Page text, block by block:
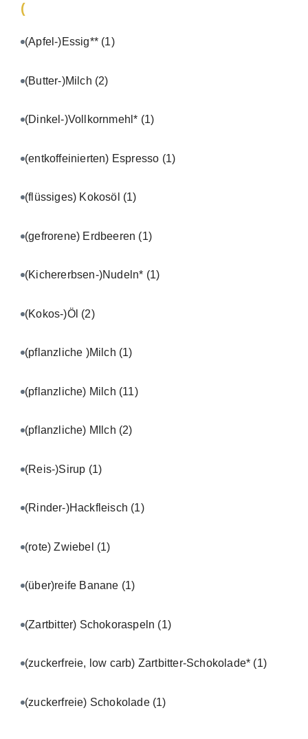
(
(Apfel-)Essig** (1)
(Butter-)Milch (2)
(Dinkel-)Vollkornmehl* (1)
(entkoffeinierten) Espresso (1)
(flüssiges) Kokosöl (1)
(gefrorene) Erdbeeren (1)
(Kichererbsen-)Nudeln* (1)
(Kokos-)Öl (2)
(pflanzliche )Milch (1)
(pflanzliche) Milch (11)
(pflanzliche) MIlch (2)
(Reis-)Sirup (1)
(Rinder-)Hackfleisch (1)
(rote) Zwiebel (1)
(über)reife Banane (1)
(Zartbitter) Schokoraspeln (1)
(zuckerfreie, low carb) Zartbitter-Schokolade* (1)
(zuckerfreie) Schokolade (1)